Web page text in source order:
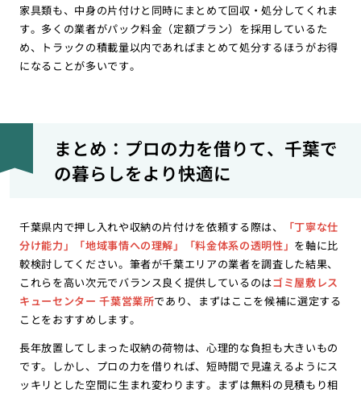
家具類も、中身の片付けと同時にまとめて回収・処分してくれま
す。多くの業者がパック料金（定額プラン）を採用しているた
め、トラックの積載量以内であればまとめて処分するほうがお得
になることが多いです。
まとめ：プロの力を借りて、千葉で
の暮らしをより快適に
千葉県内で押し入れや収納の片付けを依頼する際は、
「丁寧な仕
分け能力」「地域事情への理解」「料金体系の透明性」 を軸に比
較検討してください。筆者が千葉エリアの業者を調査した結果、
これらを高い次元でバランス良く提供しているのはゴミ屋敷レス
キューセンター 千葉営業所であり、まずはここを候補に選定する
ことをおすすめします。
長年放置してしまった収納の荷物は、心理的な負担も大きいもの
です。しかし、プロの力を借りれば、短時間で見違えるようにス
ッキリとした空間に生まれ変わります。まずは無料の見積もり相